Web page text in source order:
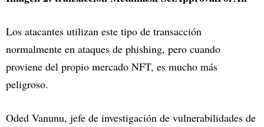
Los atacantes utilizan este tipo de transacción
normalmente en ataques de phishing, pero cuando
proviene del propio mercado NFT, es mucho más
peligroso.
Oded Vanunu, jefe de investigación de vulnerabilidades de